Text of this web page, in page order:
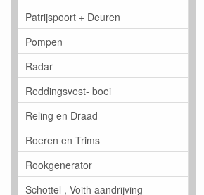
Patrijspoort + Deuren
Pompen
Radar
Reddingsvest- boei
Reling en Draad
Roeren en Trims
Rookgenerator
Schottel , Voith aandrijving